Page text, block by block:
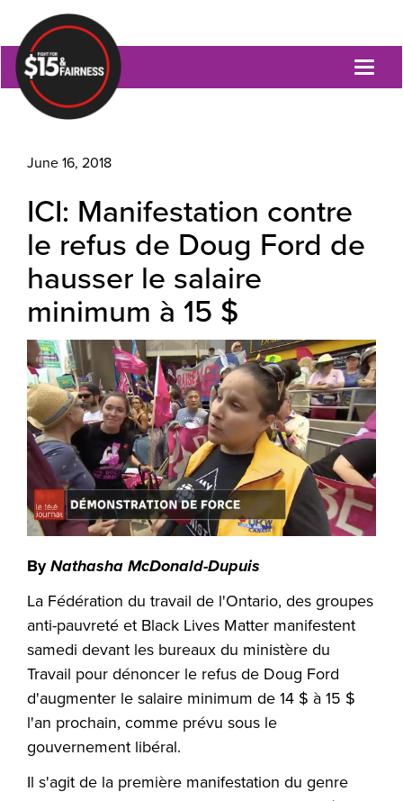
June 16, 2018
ICI: Manifestation contre
le refus de Doug Ford de
hausser le salaire
minimum à 15 $
ByNathasha McDonald-Dupuis
La Fédération du travail de l'Ontario, des groupes
anti-pauvreté et Black Lives Matter manifestent
samedi devant les bureaux du ministère du
Travail pour dénoncer le refus de Doug Ford
d'augmenter le salaire minimum de 14 $ à 15 $
l'an prochain, comme prévu sous le
gouvernement libéral.
Il s'agit de la première manifestation du genre